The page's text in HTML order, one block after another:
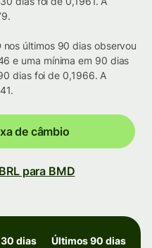
nos últimos 90 dias observou
e uma mínima em 90 dias
dias foi de 0,1966. A
de câmbio
para BMD
dias Últimos 90 dias